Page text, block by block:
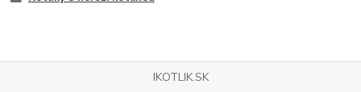
IKOTLIK.SK